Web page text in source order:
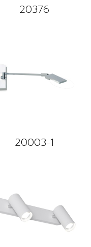
20376
20003-1